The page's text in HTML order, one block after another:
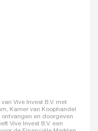
Vive Invest B.V. met
Kamer van Koophandel
ontvangen en doorgeven
Vive Invest B.V. een